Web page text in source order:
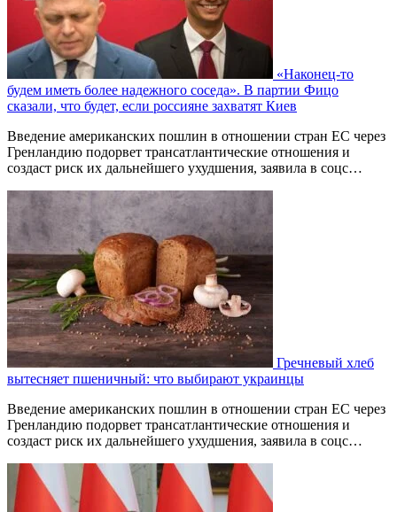
«Наконец-то
будем иметь более надежного соседа». В партии Фицо
сказали, что будет, если россияне захватят Киев
Введение американских пошлин в отношении стран ЕС через
Гренландию подорвет трансатлантические отношения и
создаст риск их дальнейшего ухудшения, заявила в соцс…
Гречневый хлеб
вытесняет пшеничный: что выбирают украинцы
Введение американских пошлин в отношении стран ЕС через
Гренландию подорвет трансатлантические отношения и
создаст риск их дальнейшего ухудшения, заявила в соцс…